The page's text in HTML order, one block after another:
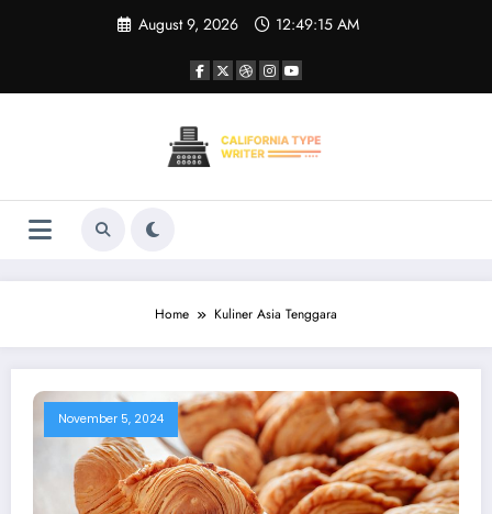
August 9, 2026 12:49:15 AM
Home Kuliner Asia Tenggara
November 5, 2024